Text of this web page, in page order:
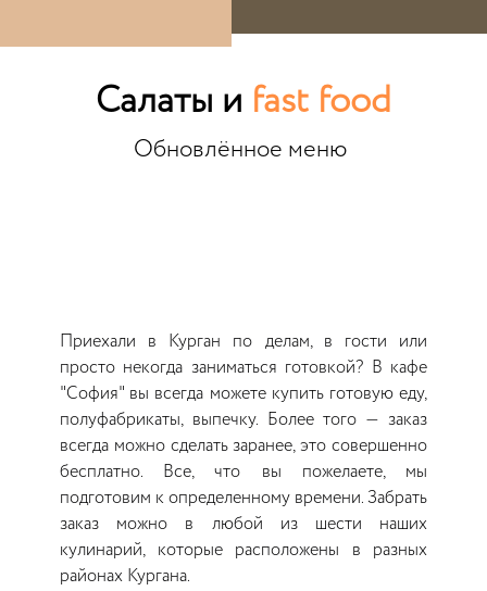
Салаты и fast food
Обновлённое меню
Приехали в Курган по делам, в гости или
просто некогда заниматься готовкой? В кафе
"София" вы всегда можете купить готовую еду,
полуфабрикаты, выпечку. Более того — заказ
всегда можно сделать заранее, это совершенно
бесплатно. Все, что вы пожелаете, мы
подготовим к определенному времени. Забрать
заказ можно в любой из шести наших
кулинарий, которые расположены в разных
районах Кургана.